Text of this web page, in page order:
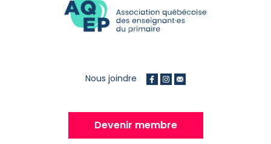
Nous joindre
Devenir membre